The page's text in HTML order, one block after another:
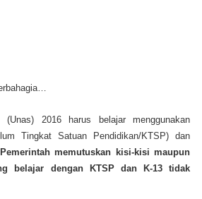
(Unas) 2016 harus belajar menggunakan
Tingkat Satuan Pendidikan/KTSP) dan
Pemerintah memutuskan kisi-kisi maupun
belajar dengan KTSP dan K-13 tidak